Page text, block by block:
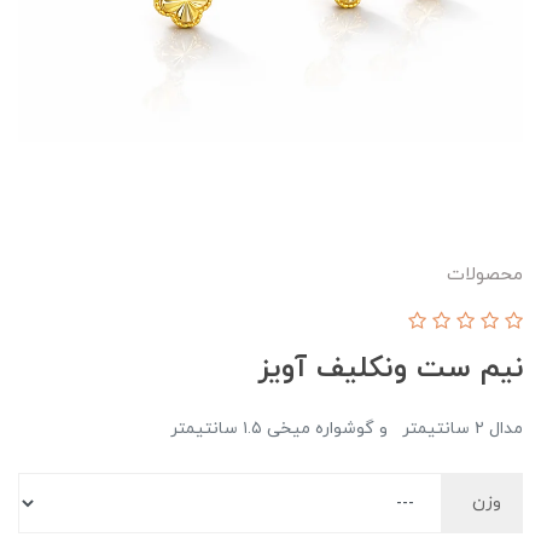
محصولات
نیم ست ونکلیف آویز
مدال ۲ سانتیمتر و گوشواره میخی ۱.۵ سانتیمتر
وزن